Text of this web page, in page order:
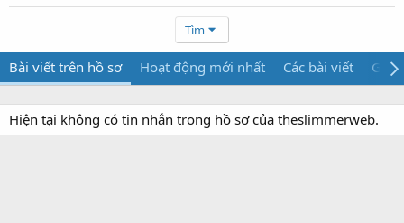
Tìm
Bài viết trên hồ sơ Hoạt động mới nhất Các bài viết Giới
Hiện tại không có tin nhắn trong hồ sơ của theslimmerweb.